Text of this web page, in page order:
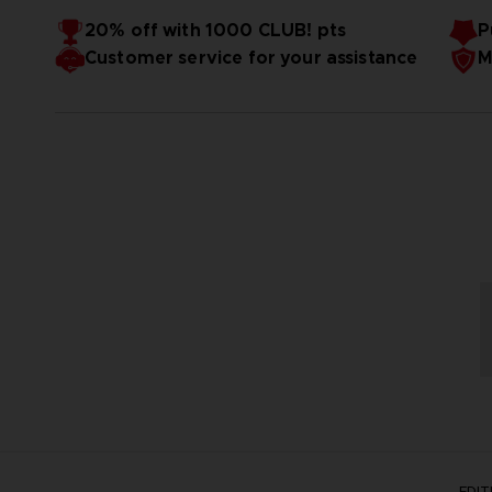
*Dieses Edition enthält Inhalte, die auch einzeln erhältlich
tätigen.*Dieses Spiel ist nur zum Online-Spielen
Chat empfohlen.
20% off with 1000 CLUB! pts
Customer service for your assistance